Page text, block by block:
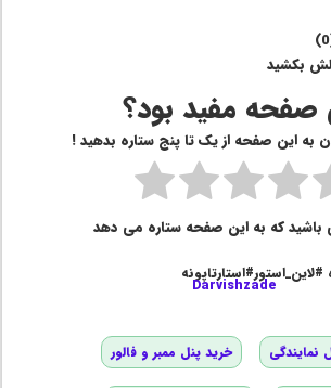
0
)
بکشید
صفحه مفید بود؟
به این صفحه از یک تا پنج ستاره بدهید !
باشید که به این صفحه ستاره می دهد
Darvishzade
نمایندگی خرید پنل ممبر و فالور